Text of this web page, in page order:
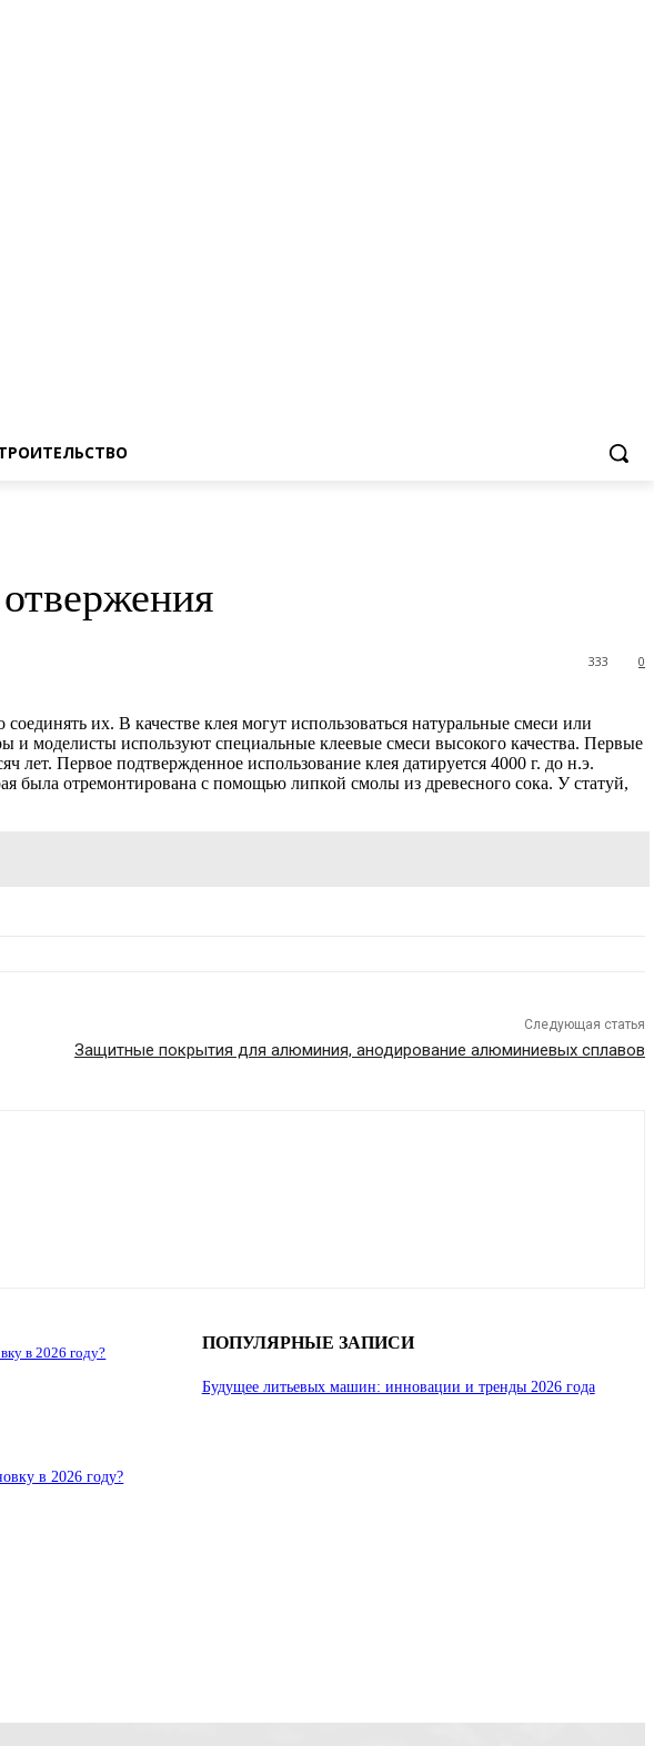
0
333
их. В качестве клея могут использоваться натуральные смеси или
моделисты используют специальные клеевые смеси высокого качества. Первые
Первое подтвержденное использование клея датируется 4000 г. до н.э.
была отремонтирована с помощью липкой смолы из древесного сока. У статуй,
Следующая статья
Защитные покрытия для алюминия, анодирование алюминиевых сплавов
в 2026 году?
ПОПУЛЯРНЫЕ ЗАПИСИ
Будущее литьевых машин: инновации и тренды 2026 года
в 2026 году?